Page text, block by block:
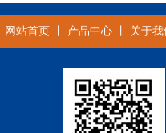
数控钨钢铣刀
木工带锯条
CNC铣刀
合金带锯条
网站首页 产品中心 关于我